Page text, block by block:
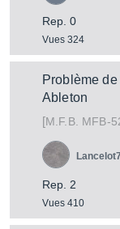
Rep. 0
Vues 324
Problème
Ableton
[M.F.B. MFB-
Rep. 2
Vues 410
Lancelot7